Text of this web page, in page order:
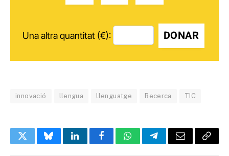
Una altra quantitat (€): DONAR
innovació llengua llenguatge Recerca TIC
TwitterBlueskyLinkedInFacebookWhatsAppTelegramEmail Copy